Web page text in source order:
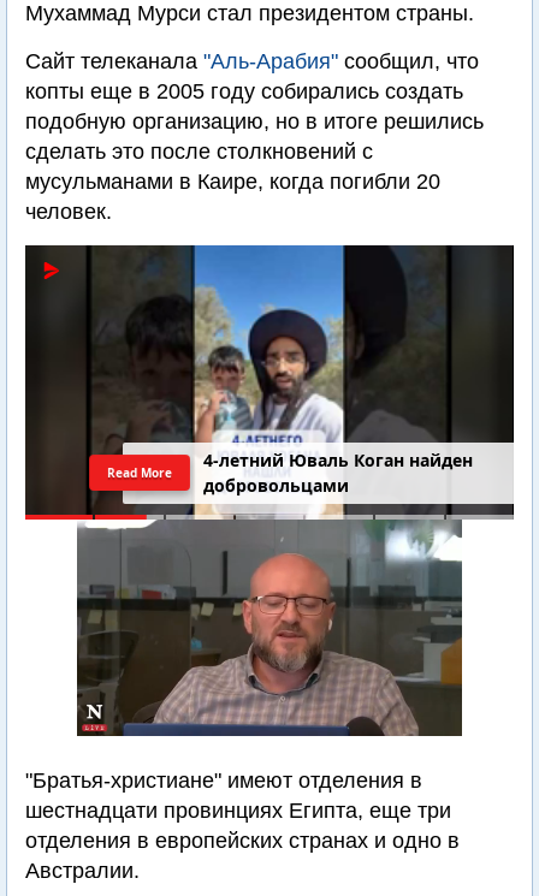
Мухаммад Мурси стал президентом страны.
Сайт телеканала "Аль-Арабия" сообщил, что
копты еще в 2005 году собирались создать
подобную организацию, но в итоге решились
сделать это после столкновений с
мусульманами в Каире, когда погибли 20
человек.
4-летний Юваль Коган найден
добровольцами
Read More
"Братья-христиане" имеют отделения в
шестнадцати провинциях Египта, еще три
отделения в европейских странах и одно в
Австралии.